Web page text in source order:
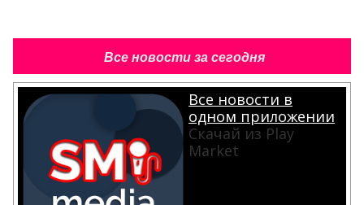
Все новости за сегодня
Все новости в
одном приложении
Скачай из Play
Market